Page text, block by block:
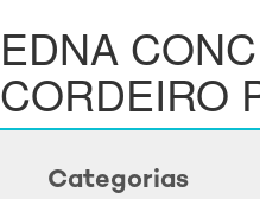
EDNA
CORDEIRO
Categorias